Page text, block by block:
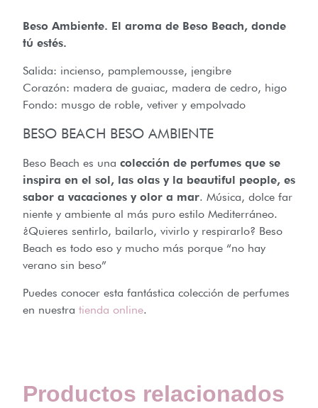
Beso Ambiente. El aroma de Beso Beach, donde
tú estés.
Salida: incienso, pamplemousse, jengibre
Corazón: madera de guaiac, madera de cedro, higo
Fondo: musgo de roble, vetiver y empolvado
BESO BEACH BESO AMBIENTE
Beso Beach es una colección de perfumes que se
inspira en el sol, las olas y la beautiful people, es
sabor a vacaciones y olor a mar. Música, dolce far
niente y ambiente al más puro estilo Mediterráneo.
¿Quieres sentirlo, bailarlo, vivirlo y respirarlo? Beso
Beach es todo eso y mucho más porque “no hay
verano sin beso”
Puedes conocer esta fantástica colección de perfumes
en nuestra tienda online.
Productos relacionados